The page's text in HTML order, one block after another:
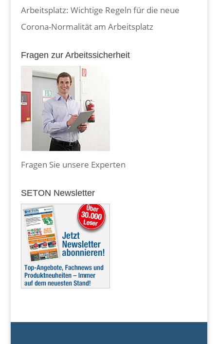
Arbeitsplatz: Wichtige Regeln für die neue
Corona-Normalität am Arbeitsplatz
Fragen zur Arbeitssicherheit
Fragen Sie unsere Experten
SETON Newsletter